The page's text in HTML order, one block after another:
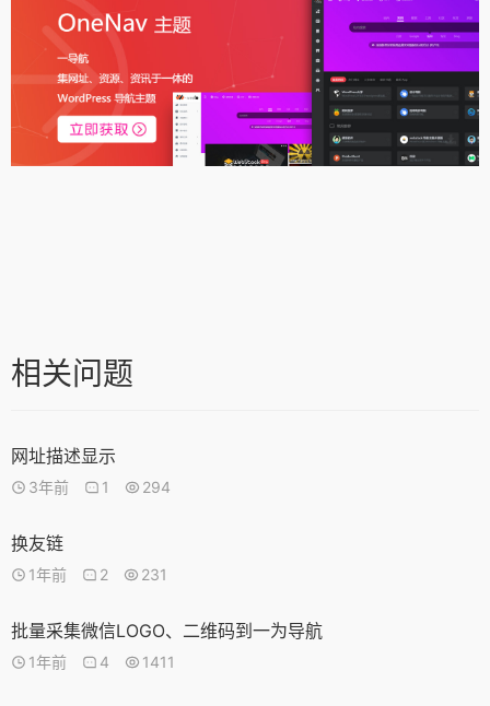
相关问题
网址描述显示
3年前 1 294
换友链
1年前 2 231
批量采集微信LOGO、二维码到一为导航
1年前 4 1411